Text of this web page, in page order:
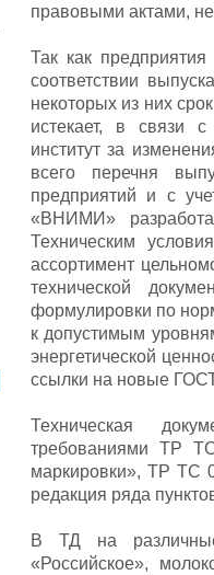
правовыми актами, не
Так как
соответствии
некоторых из них
истекает, в связи
институт за
всего перечня
предприятий и с
«ВНИМИ»
Техническим
ассортимент
технической
формулировки по
к допустимым
энергетической
ссылки на новые
Техническая
требованиями ТР
маркировки», ТР ТС
редакция ряда
В ТД на
«Российское»,